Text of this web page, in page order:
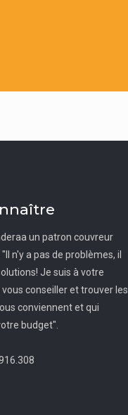
un patron couvreur
n'y a pas de problèmes, il
Je suis à votre
conseiller et trouver les
conviennent et qui
budget".